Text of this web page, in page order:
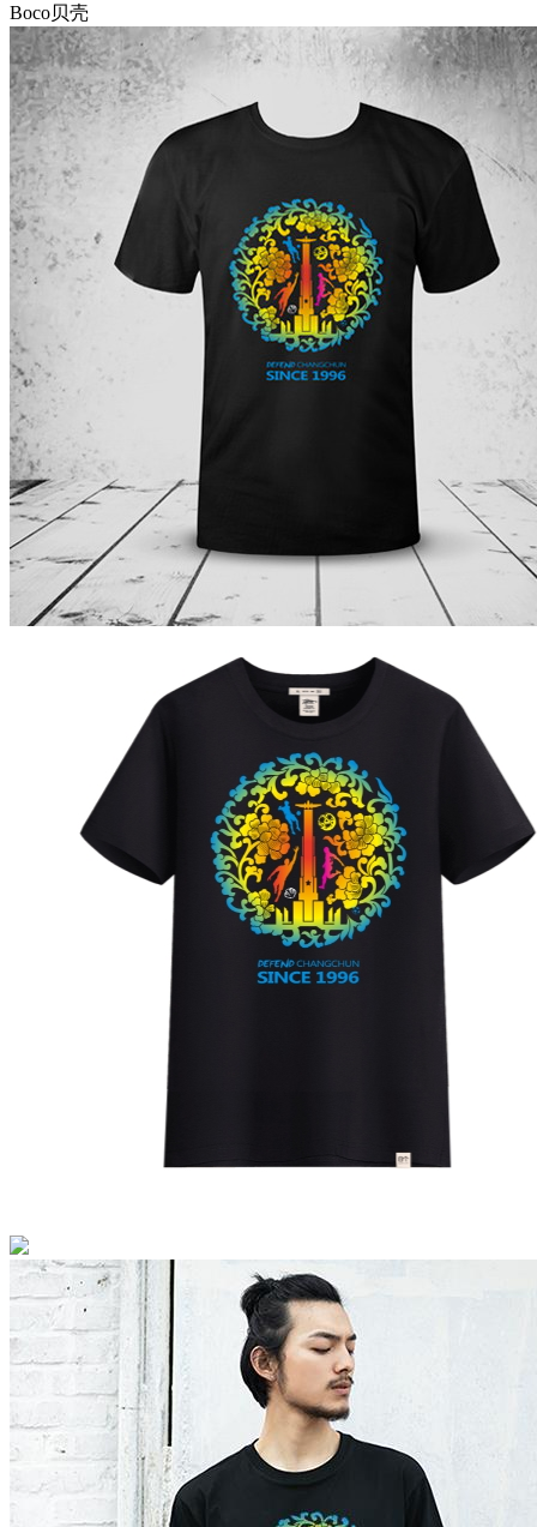
Boco贝壳